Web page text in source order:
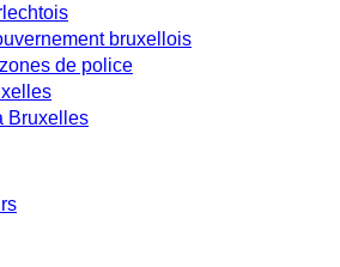
bruxellois
de police
Bruxelles